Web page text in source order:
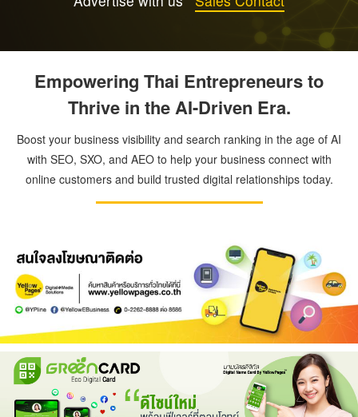
Empowering Thai Entrepreneurs to
Thrive in the AI-Driven Era.
Boost your business visibility and search ranking in the age of AI
with SEO, SXO, and AEO to help your business connect with
online customers and build trusted digital relationships today.